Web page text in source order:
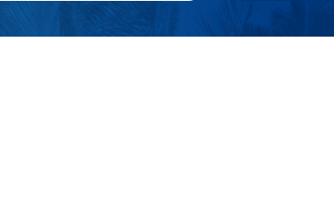
restauracemi a bary. Cca 45 km od hlavního města
restaurace, bary, konferenční místnost. K